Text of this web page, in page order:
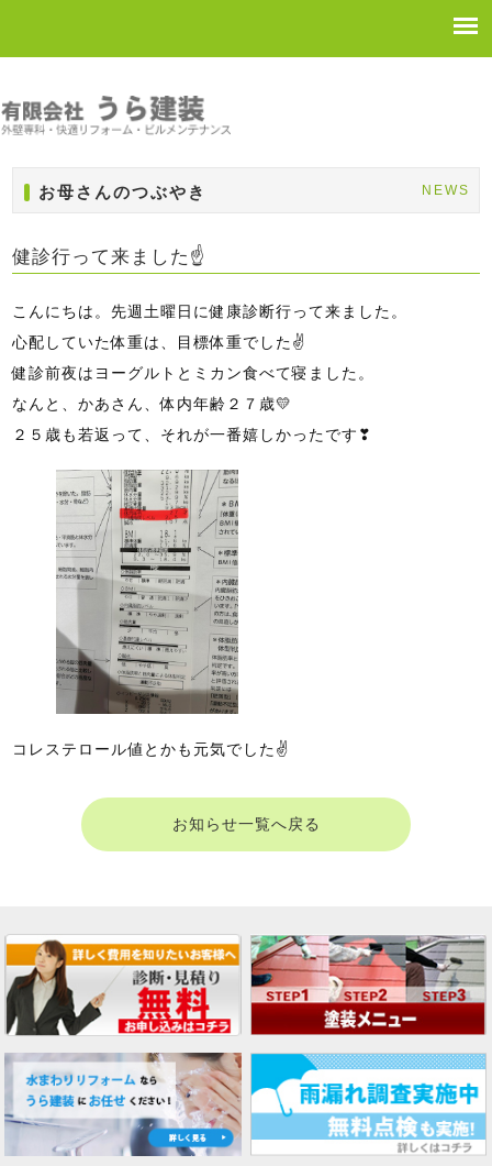
お母さんのつぶやき NEWS
健診行って来ました☝
こんにちは。先週土曜日に健康診断行って来ました。
心配していた体重は、目標体重でした✌
健診前夜はヨーグルトとミカン食べて寝ました。
なんと、かあさん、体内年齢２７歳💛
２５歳も若返って、それが一番嬉しかったです❣
コレステロール値とかも元気でした✌
お知らせ一覧へ戻る